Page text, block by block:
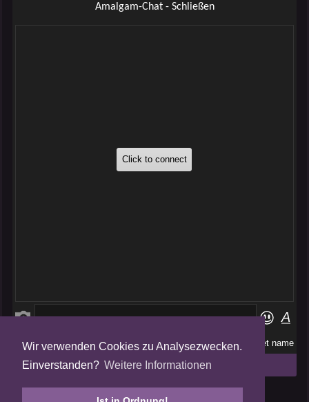
Wir verwenden Cookies zu Analysezwecken.
Einverstanden? Weitere Informationen
Amalgam-Chat - Schließen
Folge uns auf
Tweets by AmalgamFansubs